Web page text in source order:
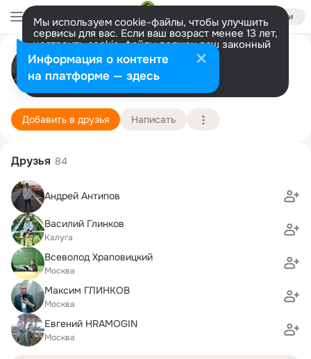
Войти
Мы используем cookie-файлы, чтобы улучшить
сервисы для вас. Если ваш возраст менее 13 лет,
настроить cookie-файлы должен ваш законный
представитель. Больше информации
Разрешить все Настроить
Андрей Кирпиченко
Москва 3 апреля (40 лет)
Подробнее
Добавить в друзья Написать
Друзья 84
Андрей Антипов
Василий Глинков
Калуга
Всеволод Храповицкий
Москва
Максим ГЛИНКОВ
Москва
Евгений HRAMOGIN
Москва
Информация о контенте
на платформе — здесь